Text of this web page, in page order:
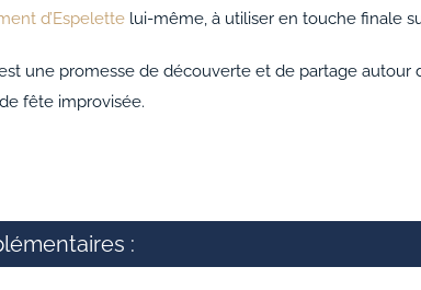
d’Espelettelui-même, à utiliser en touche finale
une promesse de découverte et de partage
fête improvisée.
: